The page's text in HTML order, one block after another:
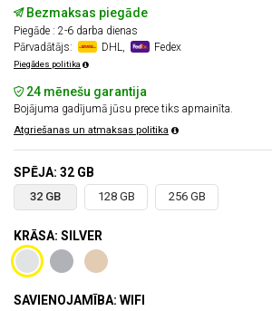
Bezmaksas piegāde
Piegāde : 2-6 darba dienas
Pārvadātājs:
DHL, Fedex
Piegādes politika
24 mēnešu garantija
Bojājuma gadījumā jūsu prece tiks apmainīta.
Atgriešanas un atmaksas politika
SPĒJA: 32 GB
32 GB 128 GB 256 GB
KRĀSA: SILVER
SAVIENOJAMĪBA: WIFI